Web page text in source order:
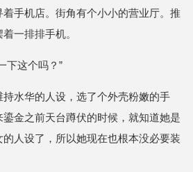
手机店。街角有个小小的营业厅。推
一排排手机。
下这个吗？”
水华的人设，选了个外壳粉嫩的手
金之前天台蹲伏的时候，就知道她是
人设了，所以她现在也根本没必要装